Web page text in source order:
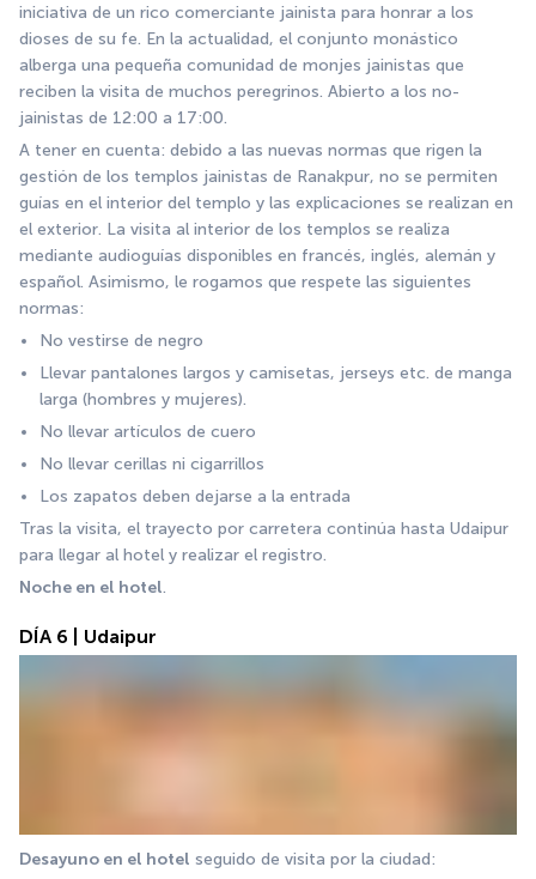
iniciativa de un rico comerciante jainista para honrar a los
dioses de su fe. En la actualidad, el conjunto monástico
alberga una pequeña comunidad de monjes jainistas que
reciben la visita de muchos peregrinos. Abierto a los no-
jainistas de 12:00 a 17:00.
A tener en cuenta: debido a las nuevas normas que rigen la
gestión de los templos jainistas de Ranakpur, no se permiten
guías en el interior del templo y las explicaciones se realizan en
el exterior. La visita al interior de los templos se realiza
mediante audioguías disponibles en francés, inglés, alemán y
español. Asimismo, le rogamos que respete las siguientes
normas:
No vestirse de negro
Llevar pantalones largos y camisetas, jerseys etc. de manga
larga (hombres y mujeres).
No llevar artículos de cuero
No llevar cerillas ni cigarrillos
Los zapatos deben dejarse a la entrada
Tras la visita, el trayecto por carretera continúa hasta Udaipur
para llegar al hotel y realizar el registro.
Noche en el hotel.
DÍA 6 | Udaipur
Desayuno en el hotel seguido de visita por la ciudad: